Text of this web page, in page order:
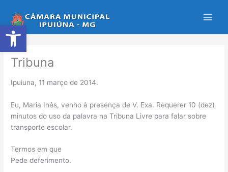
Abrir a barra de ferramentas
para
o
conteúdo
Tribuna
Ipuiuna, 11 março de 2014.
Eu, Maria Inês, venho à presença de V. Exa. Requerer 10 (dez)
minutos do uso da palavra na Tribuna Livre para falar sobre
transporte escolar.
Termos em que
Pede deferimento.